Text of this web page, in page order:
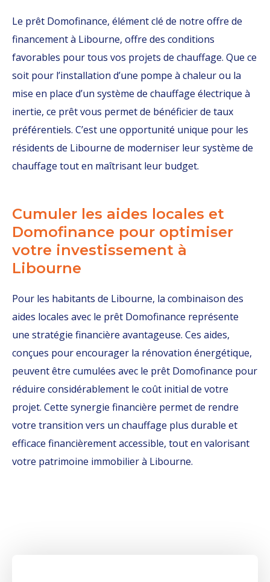
Le prêt Domofinance, élément clé de notre offre de
financement à Libourne, offre des conditions
favorables pour tous vos projets de chauffage. Que ce
soit pour l’installation d’une pompe à chaleur ou la
mise en place d’un système de chauffage électrique à
inertie, ce prêt vous permet de bénéficier de taux
préférentiels. C’est une opportunité unique pour les
résidents de Libourne de moderniser leur système de
chauffage tout en maîtrisant leur budget.
Cumuler les aides locales et
Domofinance pour optimiser
votre investissement à
Libourne
Pour les habitants de Libourne, la combinaison des
aides locales avec le prêt Domofinance représente
une stratégie financière avantageuse. Ces aides,
conçues pour encourager la rénovation énergétique,
peuvent être cumulées avec le prêt Domofinance pour
réduire considérablement le coût initial de votre
projet. Cette synergie financière permet de rendre
votre transition vers un chauffage plus durable et
efficace financièrement accessible, tout en valorisant
votre patrimoine immobilier à Libourne.